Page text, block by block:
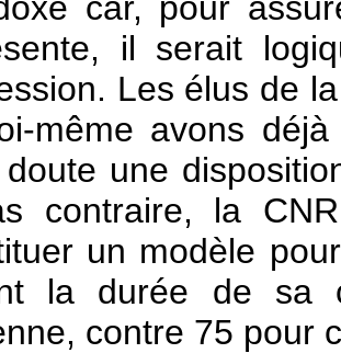
il serait
Les élus de
même avons
une
contraire, la
un modèle
la durée de sa
contre 75 pour